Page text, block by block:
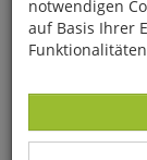
notwendigen
auf Basis Ihrer